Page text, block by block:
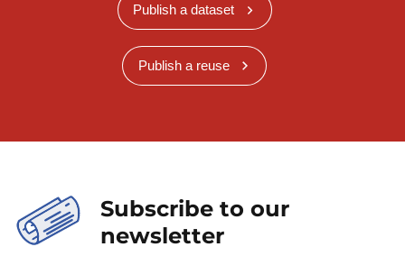
Publish a dataset
Publish a reuse
Subscribe to our
newsletter